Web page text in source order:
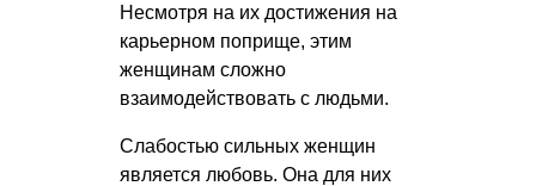
Несмотря на их достижения на
карьерном поприще, этим
женщинам сложно
взаимодействовать с людьми.
Слабостью сильных женщин
является любовь. Она для них